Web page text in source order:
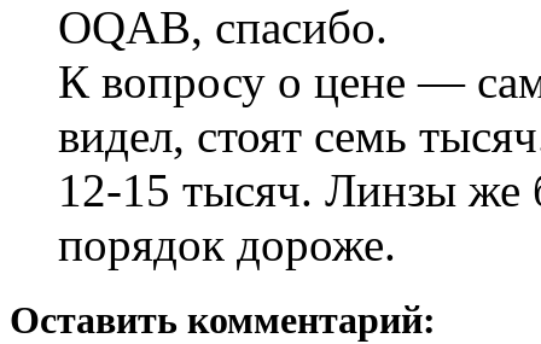
OQAB, спасибо.
К вопросу о цене —
видел, стоят семь
12-15 тысяч. Линзы же
порядок дороже.
Оставить комментарий: